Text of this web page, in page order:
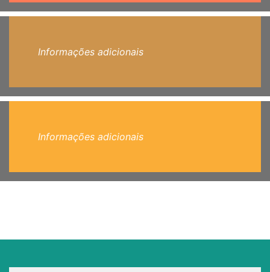
Informações adicionais
Informações adicionais